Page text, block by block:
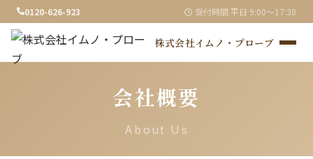
0120-626-923 受付時間 平日 9:00〜17:30
株式会社イムノ・プローブ
会社概要
About Us